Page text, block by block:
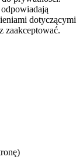
dotyczącymi
zaakceptować.